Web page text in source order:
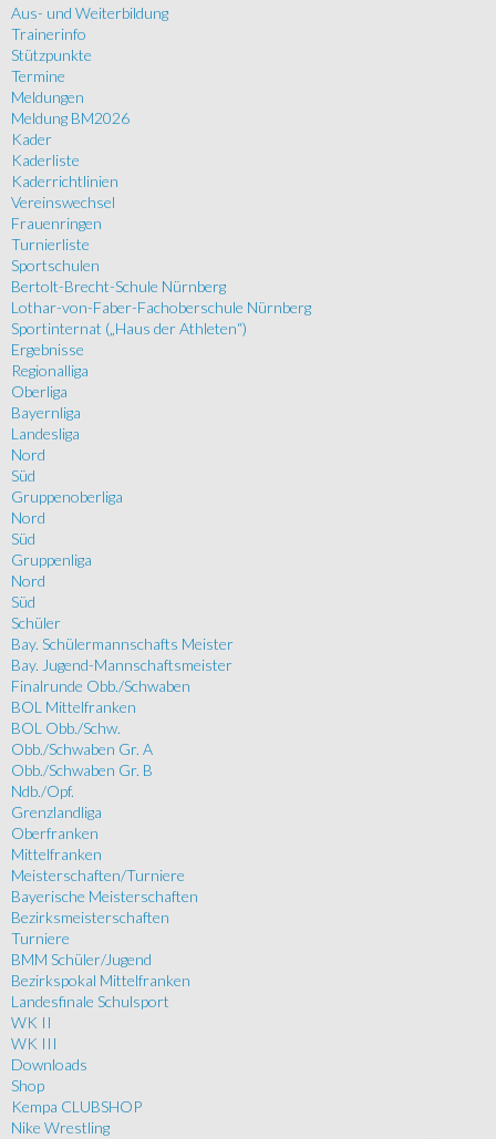
Aus- und Weiterbildung
Trainerinfo
Stützpunkte
Termine
Meldungen
Meldung BM2026
Kader
Kaderliste
Kaderrichtlinien
Vereinswechsel
Frauenringen
Turnierliste
Sportschulen
Bertolt-Brecht-Schule Nürnberg
Lothar-von-Faber-Fachoberschule Nürnberg
Sportinternat („Haus der Athleten“)
Ergebnisse
Regionalliga
Oberliga
Bayernliga
Landesliga
Nord
Süd
Gruppenoberliga
Nord
Süd
Gruppenliga
Nord
Süd
Schüler
Bay. Schülermannschafts Meister
Bay. Jugend-Mannschaftsmeister
Finalrunde Obb./Schwaben
BOL Mittelfranken
BOL Obb./Schw.
Obb./Schwaben Gr. A
Obb./Schwaben Gr. B
Ndb./Opf.
Grenzlandliga
Oberfranken
Mittelfranken
Meisterschaften/Turniere
Bayerische Meisterschaften
Bezirksmeisterschaften
Turniere
BMM Schüler/Jugend
Bezirkspokal Mittelfranken
Landesfinale Schulsport
WK II
WK III
Downloads
Shop
Kempa CLUBSHOP
Nike Wrestling